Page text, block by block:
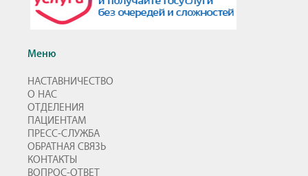
Меню
НАСТАВНИЧЕСТВО
О НАС
ОТДЕЛЕНИЯ
ПАЦИЕНТАМ
ПРЕСС-СЛУЖБА
ОБРАТНАЯ СВЯЗЬ
КОНТАКТЫ
ВОПРОС-ОТВЕТ